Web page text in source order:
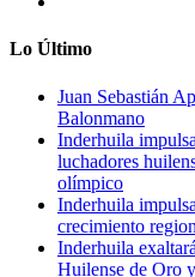
Lo Último
Juan Sebastián
Balonmano
Inderhuila
luchadores
olímpico
Inderhuila
crecimiento
Inderhuila
Huilense de Oro